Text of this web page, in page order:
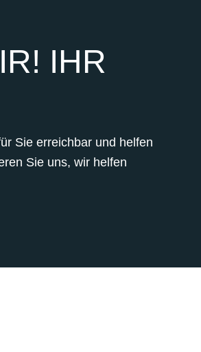
IHR
Sie erreichbar und helfen
Sie uns, wir helfen